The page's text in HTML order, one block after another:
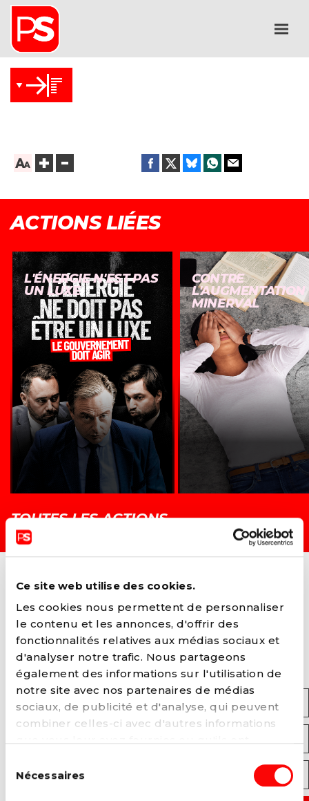
Ce site web utilise des cookies.
Les cookies nous permettent de personnaliser
le contenu et les annonces, d'offrir des
fonctionnalités relatives aux médias sociaux et
d'analyser notre trafic. Nous partageons
également des informations sur l'utilisation de
notre site avec nos partenaires de médias
sociaux, de publicité et d'analyse, qui peuvent
combiner celles-ci avec d'autres informations
services. Vous pouvez à tout moment modifier
politique
duNécessaires
ACTIONS LIÉES
L'ÉNERGIE N'EST PAS
UN LUXE
CONTRE
L'AUGMENTATION
MINERVAL
TOUTES LES ACTIONS →
INSCRIVEZ-VOUS À NOTRE
NEWSLETTER
Prénom
Code Postal